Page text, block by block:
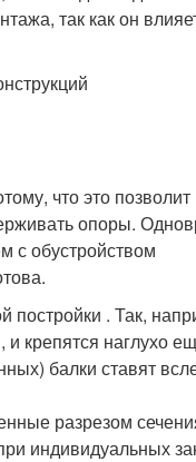
так как он
что это позволит
опоры.
с обустройством
постройки . Так,
крепятся наглухо
балки ставят
разрезом
индивидуальных